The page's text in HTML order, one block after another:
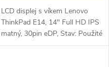
LCD displej s víkem Lenovo
ThinkPad E14, 14" Full HD IPS
matný, 30pin eDP, Stav: Použité
zboží